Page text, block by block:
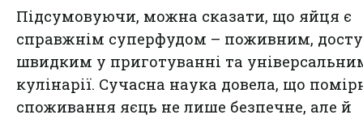
Підсумовуючи, можна сказати, що яйця є
справжнім суперфудом – поживним,
швидким у приготуванні та
кулінарії. Сучасна наука довела, що
споживання яєць не лише безпечне, але й